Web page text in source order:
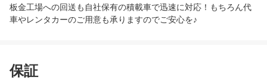
板金工場への回送も自社保有の積載車で迅速に対応！もちろん代
車やレンタカーのご用意も承りますのでご安心を♪
保証